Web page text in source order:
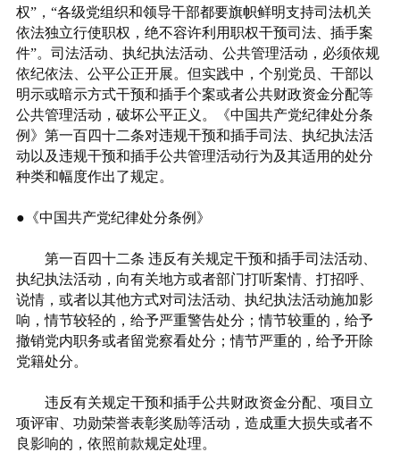
权”，“各级党组织和领导干部都要旗帜鲜明支持司法机关
依法独立行使职权，绝不容许利用职权干预司法、插手案
件”。司法活动、执纪执法活动、公共管理活动，必须依规
依纪依法、公平公正开展。但实践中，个别党员、干部以
明示或暗示方式干预和插手个案或者公共财政资金分配等
公共管理活动，破坏公平正义。《中国共产党纪律处分条
例》第一百四十二条对违规干预和插手司法、执纪执法活
动以及违规干预和插手公共管理活动行为及其适用的处分
种类和幅度作出了规定。
●《中国共产党纪律处分条例》
第一百四十二条 违反有关规定干预和插手司法活动、
执纪执法活动，向有关地方或者部门打听案情、打招呼、
说情，或者以其他方式对司法活动、执纪执法活动施加影
响，情节较轻的，给予严重警告处分；情节较重的，给予
撤销党内职务或者留党察看处分；情节严重的，给予开除
党籍处分。
违反有关规定干预和插手公共财政资金分配、项目立
项评审、功勋荣誉表彰奖励等活动，造成重大损失或者不
良影响的，依照前款规定处理。